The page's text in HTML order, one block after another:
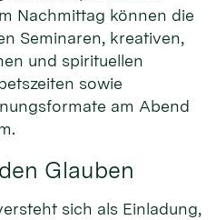
Nachmittag können die
Seminaren, kreativen,
und spirituellen
sowie
am Abend
Glauben
sich als Einladung,